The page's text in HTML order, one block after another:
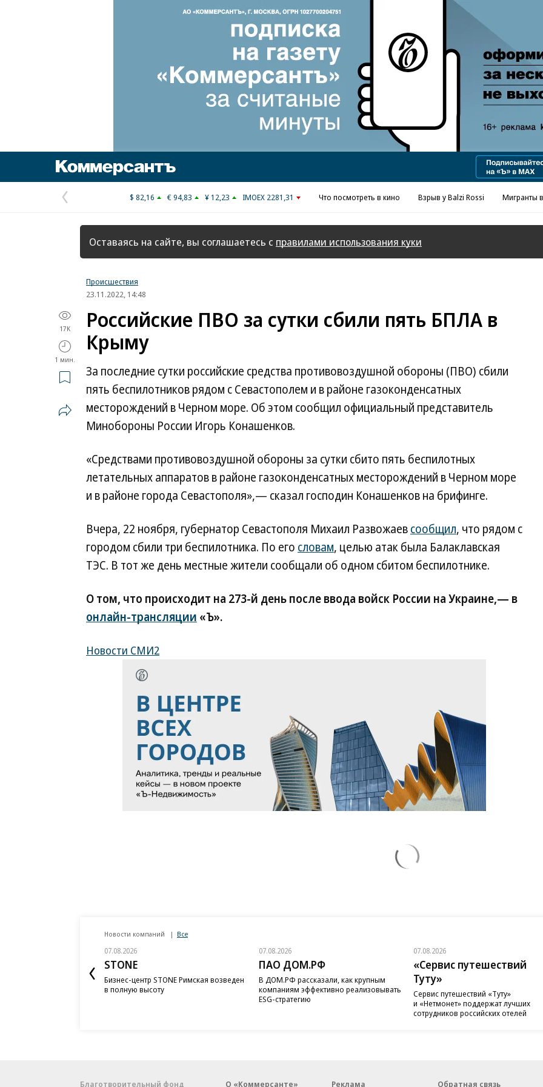
Реклама в «Ъ» www.kommersant.ru/ad
Предыдущая
страница
$ 82,16 € 94,83 ¥ 12,23 IMOEX 2281,31 Что посмотреть в кино Взрыв у Balzi Rossi Мигранты
Оставаясь на сайте, вы соглашаетесь с правилами использования куки
Происшествия
23.11.2022, 14:48
17K
1 мин.
Российские ПВО за сутки сбили пять БПЛА в
Крыму
За последние сутки российские средства противовоздушной обороны (ПВО) сбили
пять беспилотников рядом с Севастополем и в районе газоконденсатных
месторождений в Черном море. Об этом сообщил официальный представитель
Минобороны России Игорь Конашенков.
«Средствами противовоздушной обороны за сутки сбито пять беспилотных
летательных аппаратов в районе газоконденсатных месторождений в Черном море
и в районе города Севастополя»,— сказал господин Конашенков на брифинге.
Вчера, 22 ноября, губернатор Севастополя Михаил Развожаевсообщил, что рядом с
городом сбили три беспилотника. По его словам, целью атак была Балаклавская
ТЭС. В тот же день местные жители сообщали об одном сбитом беспилотнике.
О том, что происходит на 273-й день после ввода войск России на Украине,— в
онлайн-трансляции «Ъ».
Новости СМИ2
Новости компаний Все
07.08.2026
STONE
Бизнес-центр STONE Римская возведен
в полную высоту
07.08.2026
ПАО ДОМ.РФ
В ДОМ.РФ рассказали, как крупным
компаниям эффективно реализовывать
ESG-стратегию
07.08.2026
«Сервис путешествий
Туту»
Сервис путешествий «Туту»
и «Нетмонет» поддержат лучших
сотрудников российских отелей
Благотворительный фонд О «Коммерсанте» Реклама Обратная связь